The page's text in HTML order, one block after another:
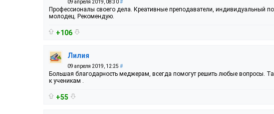
09 апреля 2019, 08:30#
Профессионалы своего дела. Креативные преподаватели, индивидуальный
молодец. Рекомендую.
+106
Лилия
09 апреля 2019, 12:25 #
Большая благодарность меджерам, всегда помогут решить любые вопросы.
к ученикам .
+55